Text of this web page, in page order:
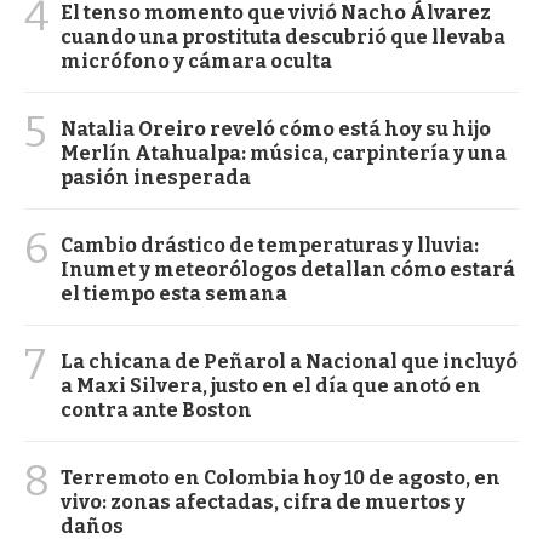
4 El tenso momento que vivió Nacho Álvarez
cuando una prostituta descubrió que llevaba
micrófono y cámara oculta
5
Natalia Oreiro reveló cómo está hoy su hijo
Merlín Atahualpa: música, carpintería y una
pasión inesperada
6
Cambio drástico de temperaturas y lluvia:
Inumet y meteorólogos detallan cómo estará
el tiempo esta semana
7
La chicana de Peñarol a Nacional que incluyó
a Maxi Silvera, justo en el día que anotó en
contra ante Boston
8 Terremoto en Colombia hoy 10 de agosto, en
vivo: zonas afectadas, cifra de muertos y
daños